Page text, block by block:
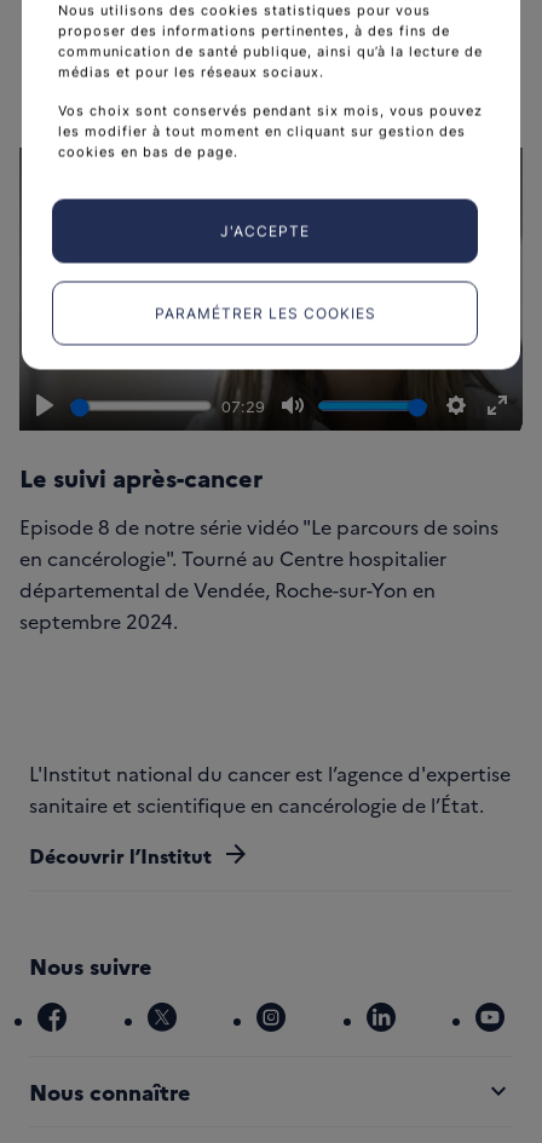
Lire
07:29
Muet
plein
Lire
Le suivi après-cancer
Episode 8 de notre série vidéo "Le parcours de soins
en cancérologie". Tourné au Centre hospitalier
départemental de Vendée, Roche-sur-Yon en
septembre 2024.
L'Institut national du cancer est l’agence d'expertise
sanitaire et scientifique en cancérologie de l’État.
Découvrir l’Institut arrow_forward
Nous suivre
facebook x instagram linkedin
Nous connaître expand_more
Nous utilisons des cookies statistiques pour vous
proposer des informations pertinentes, à des fins de
communication de santé publique, ainsi qu’à la lecture de
médias et pour les réseaux sociaux.
Vos choix sont conservés pendant six mois, vous pouvez
les modifier à tout moment en cliquant sur gestion des
cookies en bas de page.
J'ACCEPTE
PARAMÉTRER LES COOKIES